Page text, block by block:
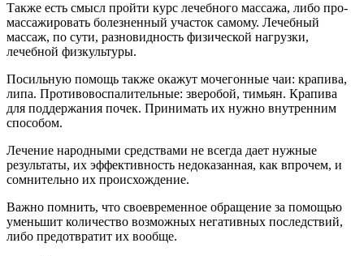
Также есть смысл пройти курс лечебного массажа, либо про-
массажировать болезненный участок самому. Лечебный
массаж, по сути, разновидность физической нагрузки,
лечебной физкультуры.
Посильную помощь также окажут мочегонные чаи: крапива,
липа. Противовоспалительные: зверобой, тимьян. Крапива
для поддержания почек. Принимать их нужно внутренним
способом.
Лечение народными средствами не всегда дает нужные
результаты, их эффективность недоказанная, как впрочем, и
сомнительно их происхождение.
Важно помнить, что своевременное обращение за помощью
уменьшит количество возможных негативных последствий,
либо предотвратит их вообще.